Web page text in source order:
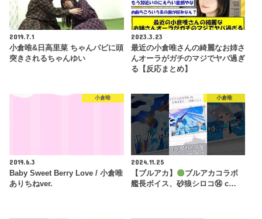
2019.7.1
小倉唯&日高里菜 ちゃんパピに頭
突きされるちゃんゆい
2023.3.23
最近の小倉唯さんの綺麗なお姉さ
んオーラがガチのマジでヤバ過ぎ
る【反応まとめ】
小倉唯
2019.6.3
Baby Sweet Berry Love / 小倉唯
ありちねver.
小倉唯
2024.11.25
【ブルアカ】
ブルアカコラボ
艦長ボイス、砂狼シロコ⑭ c…